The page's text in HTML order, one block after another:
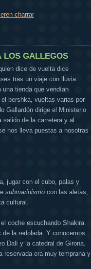
charrar
LOS GALLEGOS
dice de vuelta dice
tras un viaje con lluvia
una tienda que vendían
bershka, vueltas varias por
Gallardón dirige el Ministerio
de la carretera y al
nos lleva puestas a nosotras
jugar con el cubo, palas y
submarinismo con las aletas,
cultural.
coche escuchando Shakira.
la redolada. Y conocemos
Dalí y la catedral de Girona.
reservada era muy temprana y